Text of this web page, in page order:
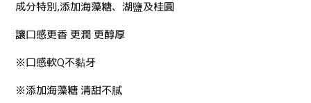
成分特別,添加海藻糖、湖鹽及桂圓
讓口感更香 更潤 更醇厚
※口感軟Q不黏牙
※添加海藻糖 清甜不膩